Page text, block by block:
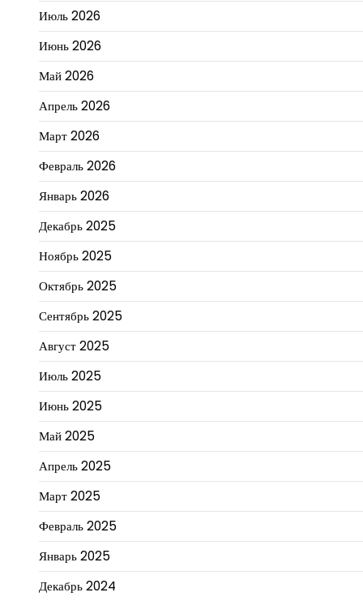
Июль 2026
Июнь 2026
Май 2026
Апрель 2026
Март 2026
Февраль 2026
Январь 2026
Декабрь 2025
Ноябрь 2025
Октябрь 2025
Сентябрь 2025
Август 2025
Июль 2025
Июнь 2025
Май 2025
Апрель 2025
Март 2025
Февраль 2025
Январь 2025
Декабрь 2024